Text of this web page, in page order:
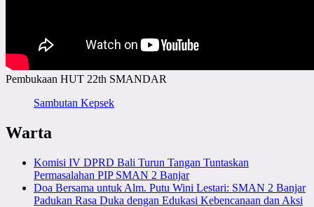
Pembukaan HUT 22th SMANDAR
Sambutan Kepsek
Warta
Komisi IV DPRD Bali Turun Tangan Tuntaskan
Permasalahan PIP SMAN 2 Banjar
Doa Bersama untuk Alm. Putu Wini Lestari: SMAN 2 Banjar
Padukan Rasa Duka dengan Edukasi Kebencanaan dan Aksi